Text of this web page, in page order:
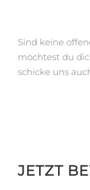
Sind keine
möchtest du
schicke uns
JETZT